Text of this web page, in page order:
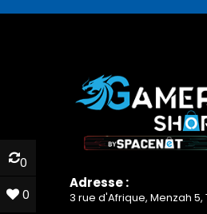
Adresse :
3 rue d'Afrique, Menzah 5,
0
0
0
0